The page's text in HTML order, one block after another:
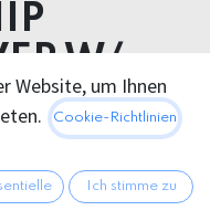
W/
Website, um Ihnen
Cookie-Richtlinien
Ich stimme zu